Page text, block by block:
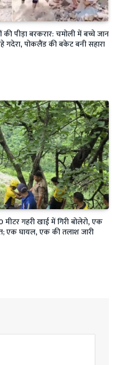
की पीड़ा बरकरार: चमोली में बच्चे जान
गदेरा, पोकलैंड की बकेट बनी सहारा
मीटर गहरी खाई में गिरी बोलेरो, एक
एक घायल, एक की तलाश जारी